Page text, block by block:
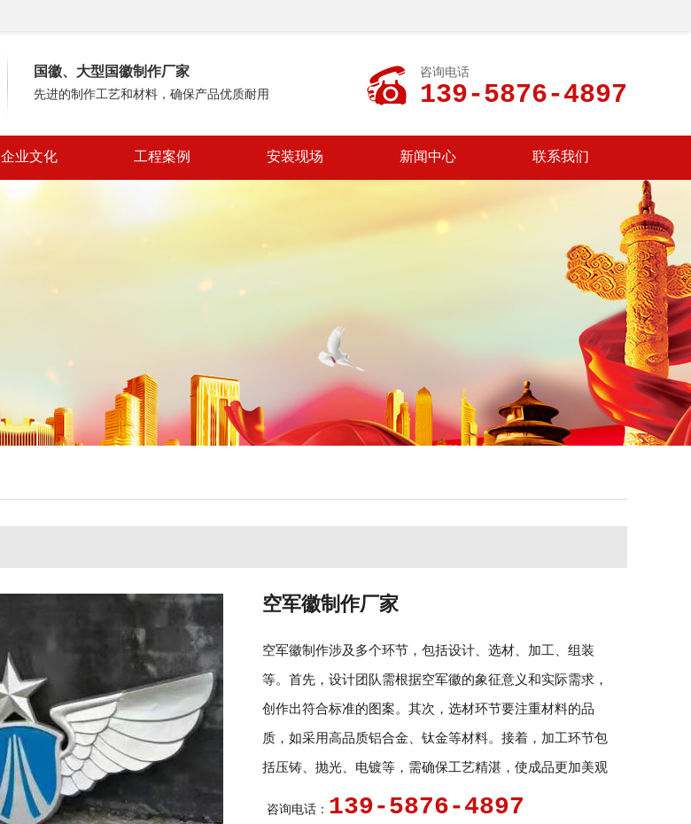
国徽、大型国徽制作厂家
先进的制作工艺和材料，确保产品优质耐用
咨询电话
139-5876-4897
企业文化 工程案例 安装现场 新闻中心 联系我们
空军徽制作厂家
空军徽制作涉及多个环节，包括设计、选材、加工、组装
等。首先，设计团队需根据空军徽的象征意义和实际需求，
创作出符合标准的图案。其次，选材环节要注重材料的品
质，如采用高品质铝合金、钛金等材料。接着，加工环节包
括压铸、抛光、电镀等，需确保工艺精湛，使成品更加美观
咨询电话： 139-5876-4897